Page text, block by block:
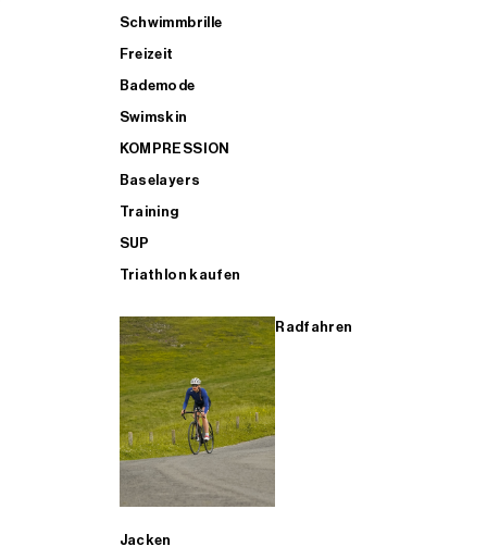
Schwimmbrille
Freizeit
Bademode
Swimskin
KOMPRESSION
Baselayers
Training
SUP
Triathlon kaufen
Radfahren
Jacken